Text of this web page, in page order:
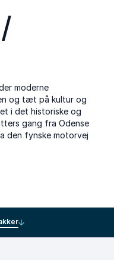
moderne
og tæt på kultur og
i det historiske og
gang fra Odense
den fynske motorvej